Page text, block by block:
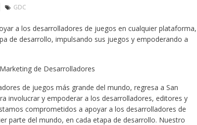
GDC
a los desarrolladores de juegos en cualquier plataforma,
de desarrollo, impulsando sus juegos y empoderando a
de Desarrolladores
de juegos más grande del mundo, regresa a San
involucrar y empoderar a los desarrolladores, editores y
comprometidos a apoyar a los desarrolladores de
parte del mundo, en cada etapa de desarrollo. Nuestro